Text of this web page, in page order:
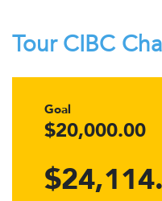
Tour CIBC
Goal
$20,000.00